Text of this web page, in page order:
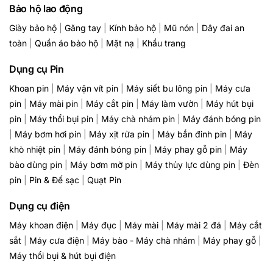
Bảo hộ lao động
Giày bảo hộ Găng tay Kính bảo hộ Mũ nón
Dây đai an
toàn
Quần áo bảo hộ Mặt nạ Khẩu trang
Dụng cụ Pin
Khoan pin Máy vặn vít pin Máy siết bu lông pin
Máy cưa
pin
Máy mài pin Máy cắt pin Máy làm vườn
Máy hút bụi
pin
Máy thổi bụi pin Máy chà nhám pin
Máy đánh bóng pin
Máy bơm hơi pin Máy xịt rửa pin Máy bắn đinh pin
Máy
khò nhiệt pin
Máy đánh bóng pin Máy phay gỗ pin
Máy
bào dùng pin
Máy bơm mỡ pin Máy thủy lực dùng pin
Đèn
pin
Pin & Đế sạc Quạt Pin
Dụng cụ điện
Máy khoan điện Máy đục Máy mài Máy mài 2 đá
Máy cắt
sắt
Máy cưa điện Máy bào - Máy chà nhám Máy phay gỗ
Máy thổi bụi & hút bụi điện